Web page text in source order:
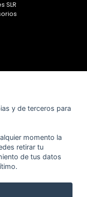
SLR
S.L. CIF. B-83430587
y de terceros para
momento la
retirar tu
de tus datos